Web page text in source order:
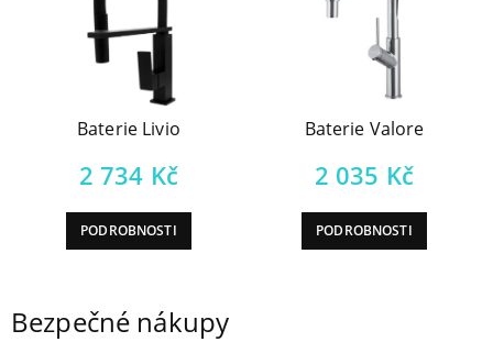
Baterie Livio
2 734 Kč
PODROBNOSTI
Baterie Valore
2 035 Kč
PODROBNOSTI
Bezpečné nákupy